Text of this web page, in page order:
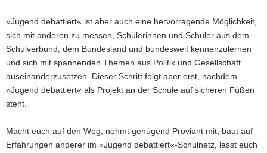
»Jugend debattiert« ist aber auch eine hervorragende Möglichkeit,
sich mit anderen zu messen, Schülerinnen und Schüler aus dem
Schulverbund, dem Bundesland und bundesweit kennenzulernen
und sich mit spannenden Themen aus Politik und Gesellschaft
auseinanderzusetzen. Dieser Schritt folgt aber erst, nachdem
»Jugend debattiert« als Projekt an der Schule auf sicheren Füßen
steht.
Macht euch auf den Weg, nehmt genügend Proviant mit, baut auf
Erfahrungen anderer im »Jugend debattiert«-Schulnetz, lasst euch